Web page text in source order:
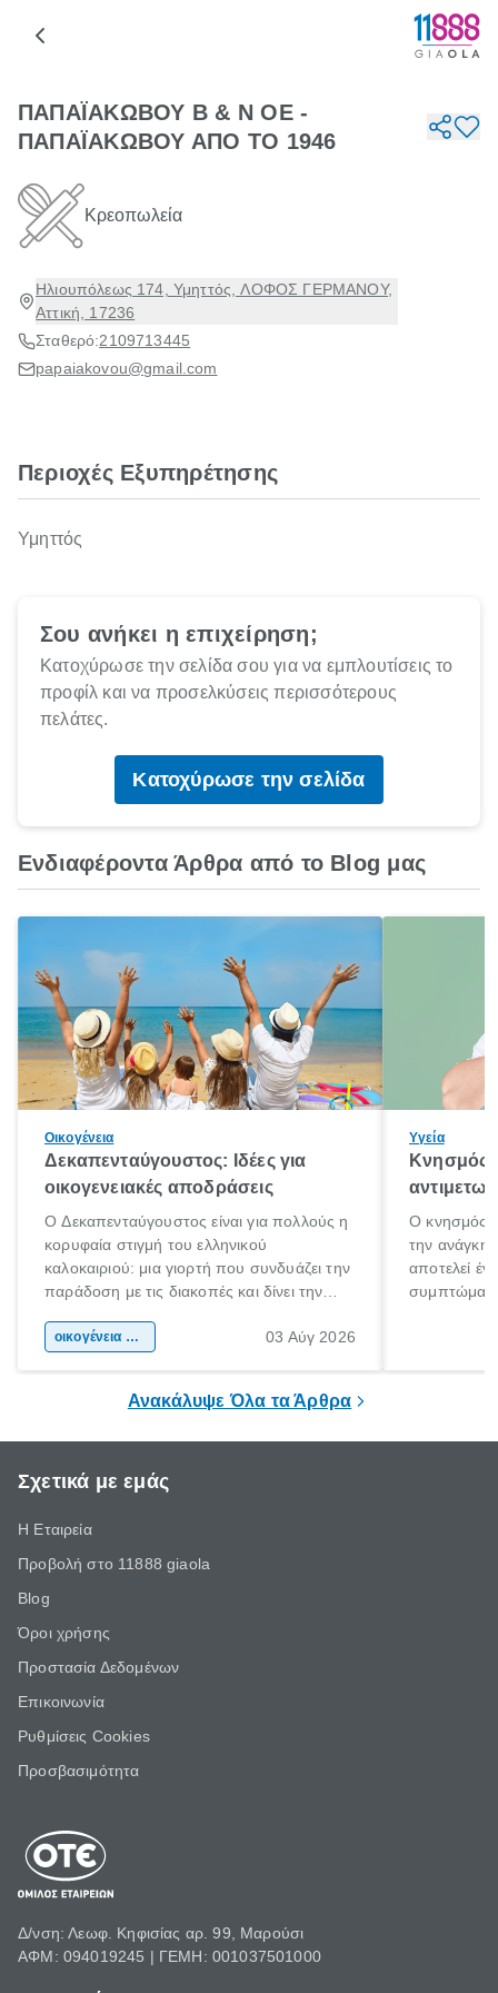
ΠΑΠΑΪΑΚΩΒΟΥ Β & Ν ΟΕ -
ΠΑΠΑΪΑΚΩΒΟΥ ΑΠΟ ΤΟ 1946
Κρεοπωλεία
Ηλιουπόλεως 174, Υμηττός, ΛΟΦΟΣ ΓΕΡΜΑΝΟΥ,
Αττική, 17236
Σταθερό:2109713445
papaiakovou@gmail.com
Περιοχές Εξυπηρέτησης
Υμηττός
Σου ανήκει η επιχείρηση;
Κατοχύρωσε την σελίδα σου για να εμπλουτίσεις το
προφίλ και να προσελκύσεις περισσότερους
πελάτες.
Κατοχύρωσε την σελίδα
Ενδιαφέροντα Άρθρα από το Blog μας
Οικογένεια
Δεκαπενταύγουστος: Ιδέες για
οικογενειακές αποδράσεις
Ο Δεκαπενταύγουστος είναι για πολλούς η
κορυφαία στιγμή του ελληνικού
καλοκαιριού: μια γιορτή που συνδυάζει την
παράδοση με τις διακοπές και δίνει την
χώρας. Είτε πρόκειται για λίγες μέρες
οικογένεια & παιδί 03 Αύγ 2026
Υγεία
Κνησμός:
Ο κνησμός
την ανάγκη
αποτελεί
Ανακάλυψε Όλα τα Άρθρα
Σχετικά με εμάς
Η Εταιρεία
Προβολή στο 11888 giaola
Blog
Όροι χρήσης
Προστασία Δεδομένων
Επικοινωνία
Ρυθμίσεις Cookies
Προσβασιμότητα
Δ/νση: Λεωφ. Κηφισίας αρ. 99, Μαρούσι
ΑΦΜ: 094019245 | ΓΕΜΗ: 001037501000